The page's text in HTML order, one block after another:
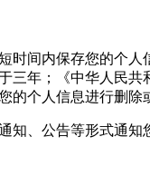
时间内保存您的个
三年；《中华人民
的个人信息进行删除
知、公告等形式通